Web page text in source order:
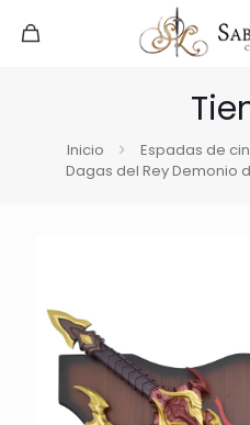
Inicio Espadas de
Dagas del Rey Demonio